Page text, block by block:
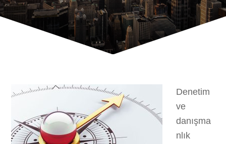
Denetim
ve
danışma
nlık